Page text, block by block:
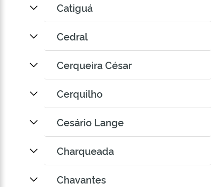
Catiguá
Cedral
Cerqueira César
Cerquilho
Cesário Lange
Charqueada
Chavantes